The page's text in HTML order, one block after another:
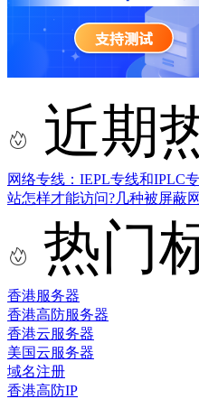
近期
网络专线：IEPL专线和IPLC
站怎样才能访问?几种被屏蔽
热门
香港服务器
香港高防服务器
香港云服务器
美国云服务器
域名注册
香港高防IP